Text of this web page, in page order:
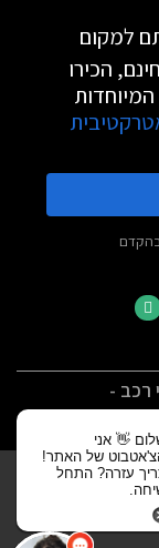
למקום
הכירו
בהקדם
רכב -
👋 אני
של האתר!
עזרה? התחל